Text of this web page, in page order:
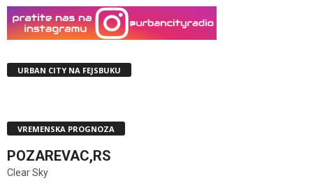
URBAN CITY NA FEJSBUKU
VREMENSKA PROGNOZA
POZAREVAC,RS
Clear Sky